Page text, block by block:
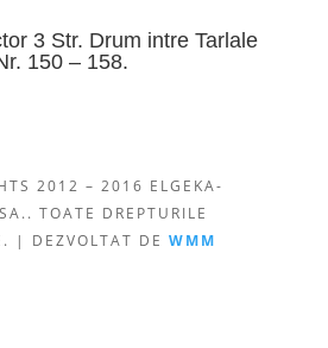
3 Str. Drum intre Tarlale
150 – 158.
2012 – 2016 ELGEKA-
TOATE DREPTURILE
| DEZVOLTAT DEWMM